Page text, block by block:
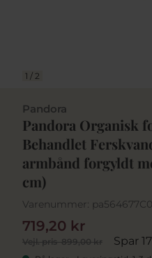
1 / 2
Pandora
Pandora Organisk
Behandlet
armbånd forgyldt
cm)
Varenummer:
Vejl. pris899,00 kr Spar
719,20 kr